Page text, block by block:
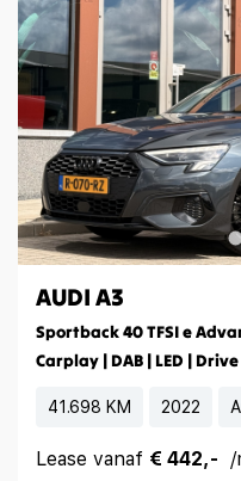
AUDI A3
Sportback 40 TFSI e
Carplay | DAB | LED |
41.698 KM 2022
Lease vanaf € 442,-
/